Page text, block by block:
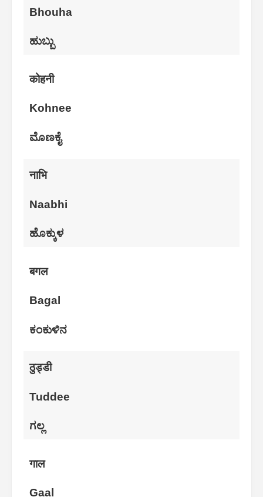
Bhouha
ಹುಬ್ಬು
कोहनी
Kohnee
ಮೊಣಕೈ
नाभि
Naabhi
ಹೊಕ್ಕುಳ
बगल
Bagal
ಕಂಕುಳಿನ
ठुड्डी
Tuddee
ಗಲ್ಲ
गाल
Gaal